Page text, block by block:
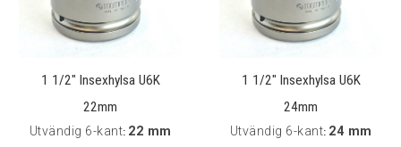
1 1/2" Insexhylsa U6K
22mm
Utvändig 6-kant: 22 mm
1 1/2" Insexhylsa U6K
24mm
Utvändig 6-kant: 24 mm